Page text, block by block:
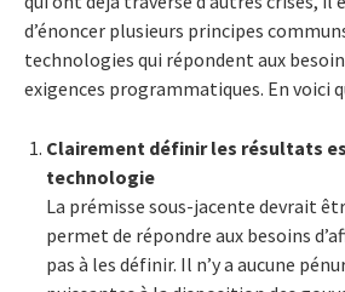
d’énoncer plusieurs principes
technologies qui répondent aux
exigences programmatiques. En voici
Clairement définir les résultats
technologie
La prémisse sous-jacente devrait
permet de répondre aux besoins
pas à les définir. Il n’y a aucune